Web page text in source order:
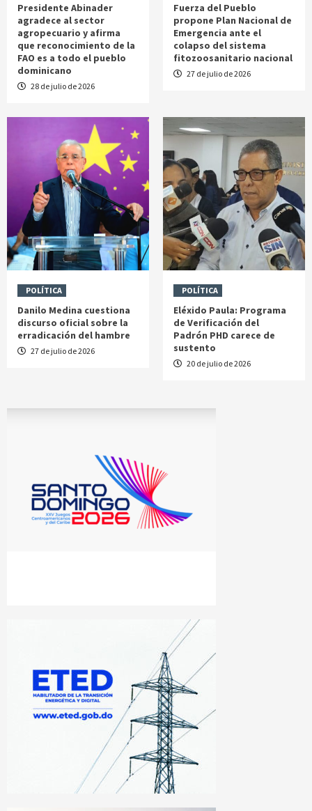
Presidente Abinader
agradece al sector
agropecuario y afirma
que reconocimiento de la
FAO es a todo el pueblo
dominicano
28 de julio de 2026
Fuerza del Pueblo
propone Plan Nacional de
Emergencia ante el
colapso del sistema
fitozoosanitario nacional
27 de julio de 2026
POLÍTICA
Danilo Medina cuestiona
discurso oficial sobre la
erradicación del hambre
27 de julio de 2026
POLÍTICA
Eléxido Paula: Programa
de Verificación del
Padrón PHD carece de
sustento
20 de julio de 2026